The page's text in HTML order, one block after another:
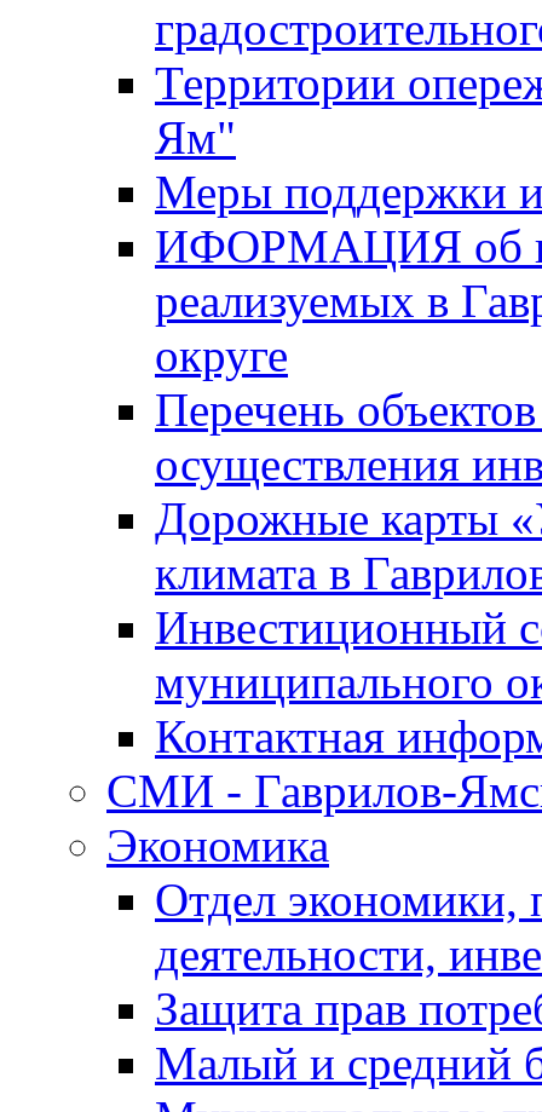
Территории
Ям"
Меры поддержки
ИФОРМАЦИЯ об
реализуемых в
округе
Перечень
осуществления
Дорожные карты
климата в
Инвестиционный
муниципального
Контактная
СМИ - Гаврилов-
Экономика
Отдел экономики,
деятельности,
Защита прав
Малый и средний